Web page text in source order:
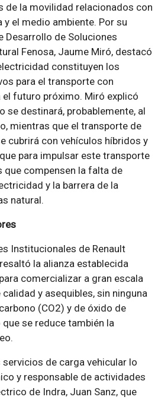
de la movilidad relacionados con
y el medio ambiente. Por su
Desarrollo de Soluciones
Fenosa, Jaume Miró, destacó
constituyen los
para el transporte con
futuro próximo. Miró explicó
se destinará, probablemente, al
mientras que el transporte de
cubrirá con vehículos híbridos y
para impulsar este transporte
que compensen la falta de
y la barrera de la
natural.
Institucionales de Renault
la alianza establecida
comercializar a gran escala
y asequibles, sin ninguna
(CO2) y de óxido de
se reduce también la
de carga vehicular lo
y responsable de actividades
de Indra, Juan Sanz, que